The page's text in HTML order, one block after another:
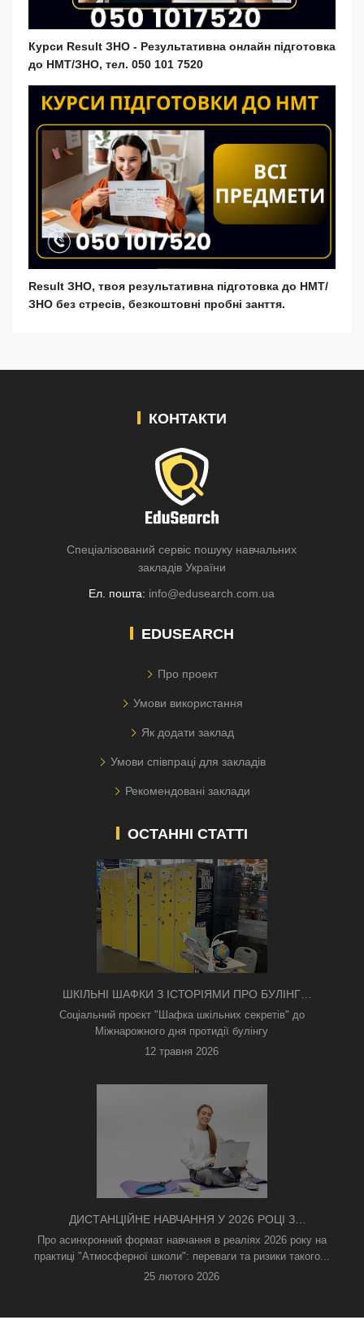
Курси Result ЗНО - Результативна онлайн підготовка
до НМТ/ЗНО, тел. 050 101 7520
Result ЗНО, твоя результативна підготовка до НМТ/
ЗНО без стресів, безкоштовні пробні занття.
КОНТАКТИ
Спеціалізований сервіс пошуку навчальних
закладів України
Ел. пошта: info@edusearch.com.ua
EDUSEARCH
Про проект
Умови використання
Як додати заклад
Умови співпраці для закладів
Рекомендовані заклади
ОСТАННІ СТАТТІ
ШКІЛЬНІ ШАФКИ З ІСТОРІЯМИ ПРО БУЛІНГ
З'ЯВИЛИСЯ В КИЄВІ
Соціальний проєкт "Шафка шкільних секретів" до
Міжнарожного дня протидії булінгу
12 травня 2026
ДИСТАНЦІЙНЕ НАВЧАННЯ У 2026 РОЦІ З
ТРИВОГАМИ ТА БЕЗ СВІТЛА: ЯК АСИНХРОННИЙ
ФОРМАТ РЯТУЄ ОСВІТНІЙ ПРОЦЕС
Про асинхронний формат навчання в реаліях 2026 року на
практиці "Атмосферної школи": переваги та ризики такого...
25 лютого 2026